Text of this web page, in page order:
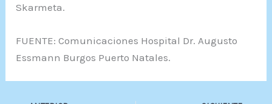
Skarmeta.
FUENTE: Comunicaciones Hospital Dr. Augusto
Essmann Burgos Puerto Natales.